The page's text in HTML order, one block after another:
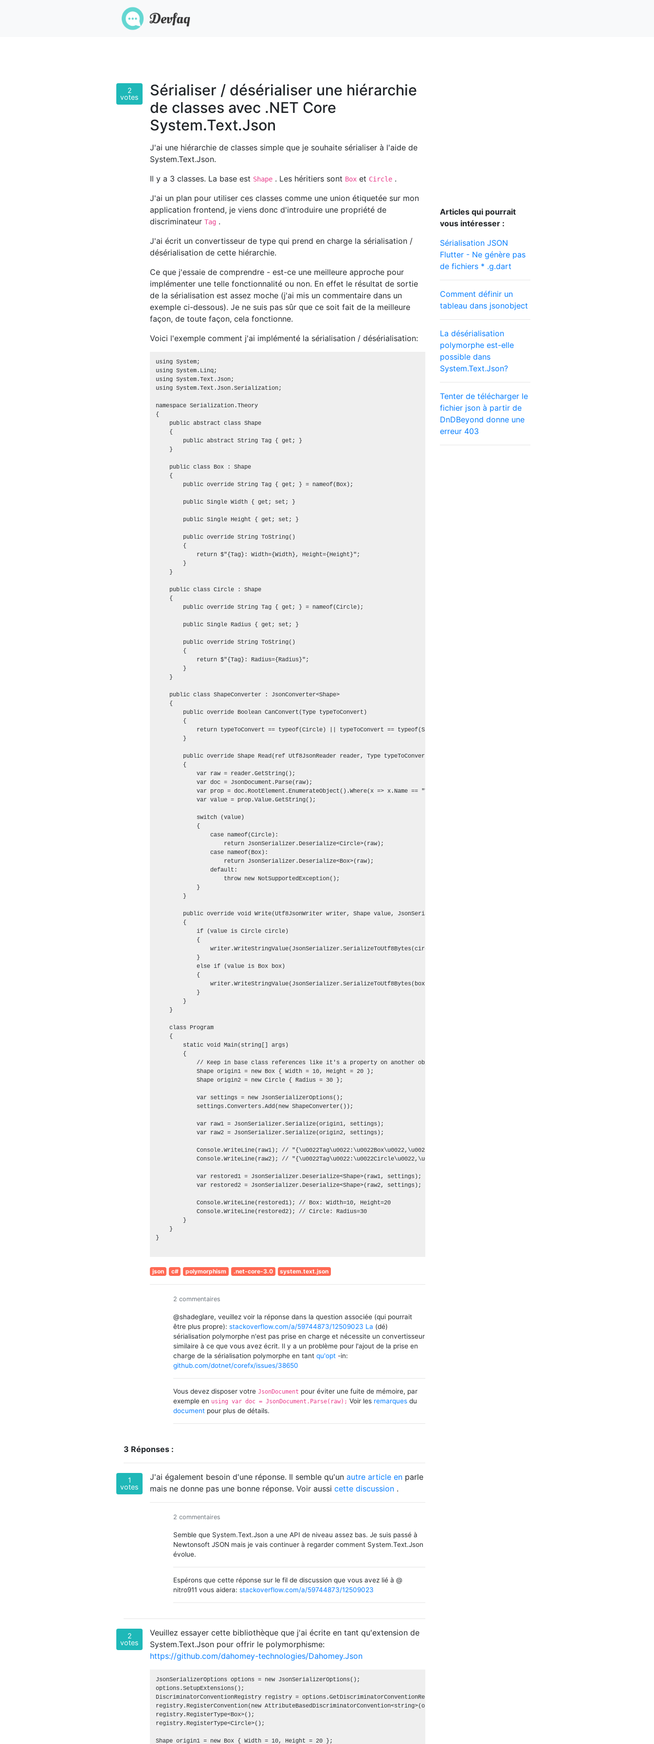
2
votes
Sérialiser / désérialiser une hiérarchie
de classes avec .NET Core
System.Text.Json
J'ai une hiérarchie de classes simple que je souhaite sérialiser à l'aide de
System.Text.Json.
Il y a 3 classes. La base est Shape . Les héritiers sont Box et Circle .
J'ai un plan pour utiliser ces classes comme une union étiquetée sur mon
application frontend, je viens donc d'introduire une propriété de
discriminateurTag .
J'ai écrit un convertisseur de type qui prend en charge la sérialisation /
désérialisation de cette hiérarchie.
Ce que j'essaie de comprendre - est-ce une meilleure approche pour
implémenter une telle fonctionnalité ou non. En effet le résultat de sortie
de la sérialisation est assez moche (j'ai mis un commentaire dans un
exemple ci-dessous). Je ne suis pas sûr que ce soit fait de la meilleure
façon, de toute façon, cela fonctionne.
Voici l'exemple comment j'ai implémenté la sérialisation / désérialisation:
using System;
using System.Linq;
using System.Text.Json;
using System.Text.Json.Serialization;
namespace Serialization.Theory
{
    public abstract class Shape
    {
        public abstract String Tag { get; }
    }
    public class Box : Shape
    {
        public override String Tag { get; } = nameof(Box);
        public Single Width { get; set; }
        public Single Height { get; set; }
        public override String ToString()
        {
            return $"{Tag}: Width={Width}, Height={Height}";
        }
    }
    public class Circle : Shape
    {
        public override String Tag { get; } = nameof(Circle);
        public Single Radius { get; set; }
        public override String ToString()
        {
            return $"{Tag}: Radius={Radius}";
        }
    }
    public class ShapeConverter : JsonConverter<Shape>
    {
        public override Boolean CanConvert(Type typeToConvert)
        {
            return typeToConvert == typeof(Circle) || typeToConvert == typeof(Shape);
        }
        public override Shape Read(ref Utf8JsonReader reader, Type typeToConvert, JsonSerializerOptions options)
        {
            var raw = reader.GetString();
            var doc = JsonDocument.Parse(raw);
            var prop = doc.RootElement.EnumerateObject().Where(x => x.Name == "Tag").First();
            var value = prop.Value.GetString();
            switch (value)
            {
                case nameof(Circle):
                    return JsonSerializer.Deserialize<Circle>(raw);
                case nameof(Box):
                    return JsonSerializer.Deserialize<Box>(raw);
                default:
                    throw new NotSupportedException();
            }
        }
        public override void Write(Utf8JsonWriter writer, Shape value, JsonSerializerOptions options)
        {
            if (value is Circle circle)
            {
                writer.WriteStringValue(JsonSerializer.SerializeToUtf8Bytes(circle));
            }
            else if (value is Box box)
            {
                writer.WriteStringValue(JsonSerializer.SerializeToUtf8Bytes(box));
            }
        }
    }
    class Program
    {
        static void Main(string[] args)
        {
            // Keep in base class references like it's a property on another object.
            Shape origin1 = new Box { Width = 10, Height = 20 };
            Shape origin2 = new Circle { Radius = 30 };
            var settings = new JsonSerializerOptions();
            settings.Converters.Add(new ShapeConverter());
            var raw1 = JsonSerializer.Serialize(origin1, settings);
            var raw2 = JsonSerializer.Serialize(origin2, settings);
            Console.WriteLine(raw1); // "{\u0022Tag\u0022:\u0022Box\u0022,\u0022Width\u0022:10,\u0022Height\u0022:20}"
            Console.WriteLine(raw2); // "{\u0022Tag\u0022:\u0022Circle\u0022,\u0022Radius\u0022:30}"
            var restored1 = JsonSerializer.Deserialize<Shape>(raw1, settings);
            var restored2 = JsonSerializer.Deserialize<Shape>(raw2, settings);
            Console.WriteLine(restored1); // Box: Width=10, Height=20
            Console.WriteLine(restored2); // Circle: Radius=30
        }
    }
}
json c# polymorphism .net-core-3.0 system.text.json
2 commentaires
@shadeglare, veuillez voir la réponse dans la question associée (qui pourrait
être plus propre):stackoverflow.com/a/59744873/12509023 La (dé)
sérialisation polymorphe n'est pas prise en charge et nécessite un convertisseur
similaire à ce que vous avez écrit. Il y a un problème pour l'ajout de la prise en
charge de la sérialisation polymorphe en tantqu'opt -in:
github.com/dotnet/corefx/issues/38650
Vous devez disposer votreJsonDocument pour éviter une fuite de mémoire, par
exemple en using var doc = JsonDocument.Parse(raw); Voir les remarques du
document pour plus de détails.
3 Réponses :
1
votes
J'ai également besoin d'une réponse. Il semble qu'unautre article en parle
mais ne donne pas une bonne réponse. Voir aussicette discussion .
2 commentaires
Semble que System.Text.Json a une API de niveau assez bas. Je suis passé à
Newtonsoft JSON mais je vais continuer à regarder comment System.Text.Json
évolue.
Espérons que cette réponse sur le fil de discussion que vous avez lié à @
nitro911 vous aidera:stackoverflow.com/a/59744873/12509023
2
votes
Veuillez essayer cette bibliothèque que j'ai écrite en tant qu'extension de
System.Text.Json pour offrir le polymorphisme:
https://github.com/dahomey-technologies/Dahomey.Json
JsonSerializerOptions options = new JsonSerializerOptions();
options.SetupExtensions();
DiscriminatorConventionRegistry registry = options.GetDiscriminatorConventionRegistry();
registry.RegisterConvention(new AttributeBasedDiscriminatorConvention<string>(options, "Tag"));
registry.RegisterType<Box>();
registry.RegisterType<Circle>();
Shape origin1 = new Box { Width = 10, Height = 20 };
Articles qui pourrait
vous intéresser :
Sérialisation JSON
Flutter - Ne génère pas
de fichiers * .g.dart
Comment définir un
tableau dans jsonobject
La désérialisation
polymorphe est-elle
possible dans
System.Text.Json?
Tenter de télécharger le
fichier json à partir de
DnDBeyond donne une
erreur 403